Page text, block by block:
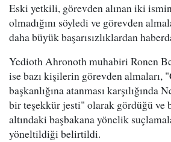
Eski yetkili, görevden alınan iki
olmadığını söyledi ve görevden
daha büyük başarısızlıklardan
Yedioth Ahronoth muhabiri Ronen
ise bazı kişilerin görevden almaları,
başkanlığına atanması karşılığında
bir teşekkür jesti" olarak gördüğü ve
altındaki başbakana yönelik
yöneltildiği belirtildi.